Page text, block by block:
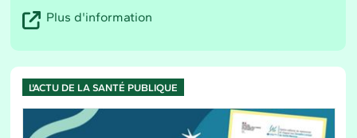
Plus d'information
L'ACTU DE LA SANTÉ PUBLIQUE